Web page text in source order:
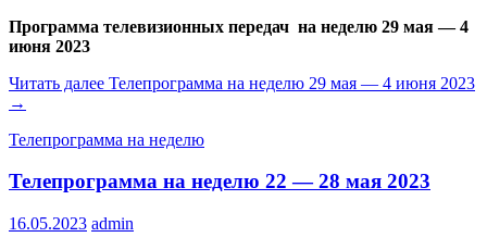
Программа телевизионных передач на неделю 29 мая — 4
июня 2023
Читать далее Телепрограмма на неделю 29 мая — 4 июня 2023
→
Телепрограмма на неделю
Телепрограмма на неделю 22 — 28 мая 2023
16.05.2023 admin